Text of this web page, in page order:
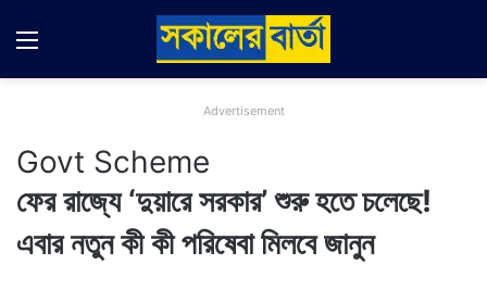
Menu
Advertisement
Govt Scheme
ফের রাজ্যে ‘দুয়ারে সরকার’ শুরু হতে চলেছে!
এবার নতুন কী কী পরিষেবা মিলবে জানুন